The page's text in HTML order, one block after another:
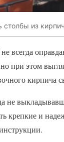
из
всегда
при этом
кирпича
крепкие и